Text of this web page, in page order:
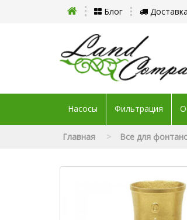
Блог Доставка
Насосы Фильтрация
Главная Все для